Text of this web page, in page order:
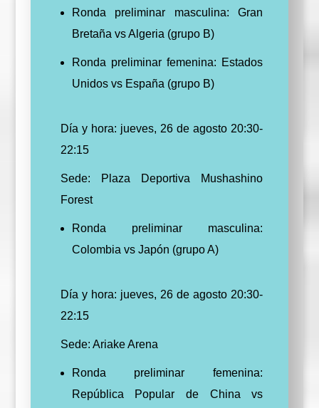
Ronda preliminar masculina: Gran
Bretaña vs Algeria (grupo B)
Ronda preliminar femenina: Estados
Unidos vs España (grupo B)
Día y hora: jueves, 26 de agosto 20:30-
22:15
Sede: Plaza Deportiva Mushashino
Forest
Ronda preliminar masculina:
Colombia vs Japón (grupo A)
Día y hora: jueves, 26 de agosto 20:30-
22:15
Sede: Ariake Arena
Ronda preliminar femenina:
República Popular de China vs